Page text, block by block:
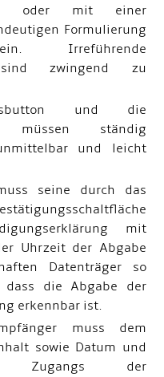
oder mit einer
Formulierung
Irreführende
sind zwingend zu
und die
müssen ständig
und leicht
seine durch das
mit
Uhrzeit der Abgabe
Datenträger so
dass die Abgabe der
erkennbar ist.
muss dem
sowie Datum und
Zugangs der